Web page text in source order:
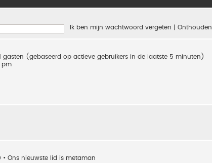
Ik ben mijn wachtwoord vergeten Onthouden
gasten (gebaseerd op actieve gebruikers in de laatste 5 minuten)
pm
• Ons nieuwste lid is metaman